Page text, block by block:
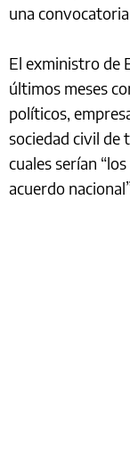
una
El exministro de
últimos meses
políticos,
sociedad civil de
cuales serían
acuerdo